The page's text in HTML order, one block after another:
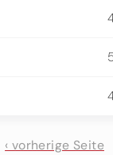
‹ vorherige Seite